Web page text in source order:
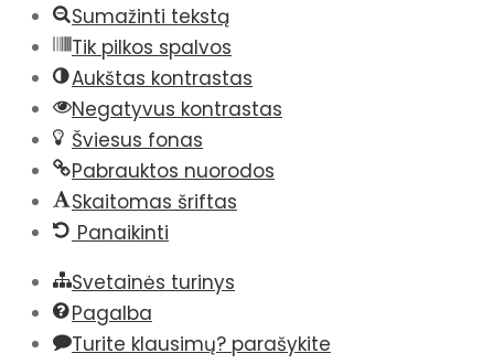
Sumažinti tekstą
Tik pilkos spalvos
Aukštas kontrastas
Negatyvus kontrastas
Šviesus fonas
Pabrauktos nuorodos
Skaitomas šriftas
Panaikinti
Svetainės turinys
Pagalba
Turite klausimų? parašykite